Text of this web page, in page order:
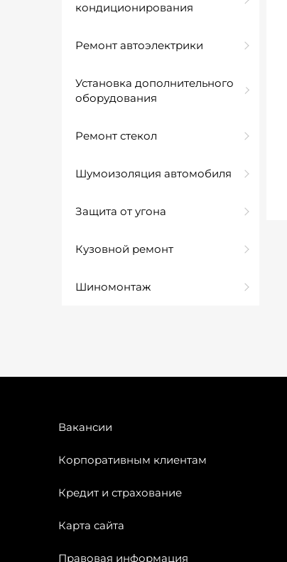
кондиционирования
Ремонт автоэлектрики
Установка дополнительного
оборудования
Ремонт стекол
Шумоизоляция автомобиля
Защита от угона
Кузовной ремонт
Шиномонтаж
Вакансии
Корпоративным клиентам
Кредит и страхование
Карта сайта
Правовая информация